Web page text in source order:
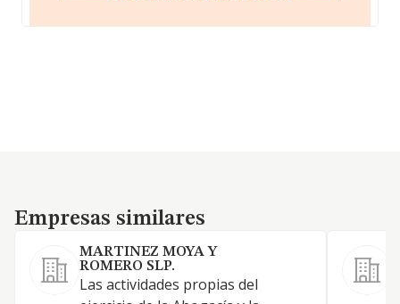
Empresas similares
Empresas similares
MARTINEZ MOYA Y
ROMERO SLP.
Las actividades propias del